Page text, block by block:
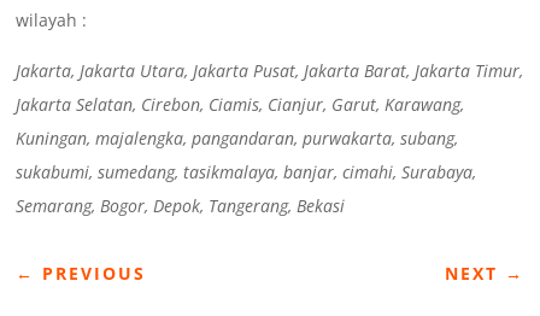
wilayah :
Jakarta, Jakarta Utara, Jakarta Pusat, Jakarta Barat, Jakarta Timur,
Jakarta Selatan, Cirebon, Ciamis, Cianjur, Garut, Karawang,
Kuningan, majalengka, pangandaran, purwakarta, subang,
sukabumi, sumedang, tasikmalaya, banjar, cimahi, Surabaya,
Semarang, Bogor, Depok, Tangerang, Bekasi
← PREVIOUS NEXT →